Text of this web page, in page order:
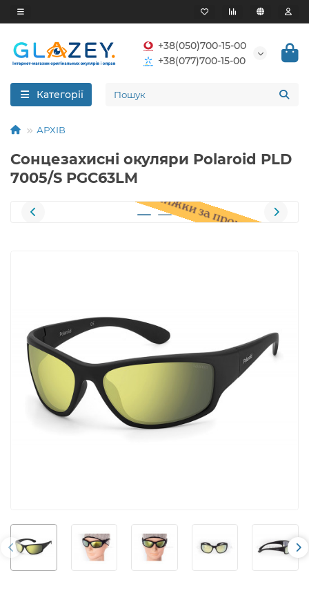
+38(050)700-15-00
+38(077)700-15-00
Категорії
АРХІВ
Сонцезахисні окуляри Polaroid PLD
7005/S PGC63LM